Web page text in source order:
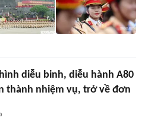
diễu binh, diễu hành A80
thành nhiệm vụ, trở về đơn